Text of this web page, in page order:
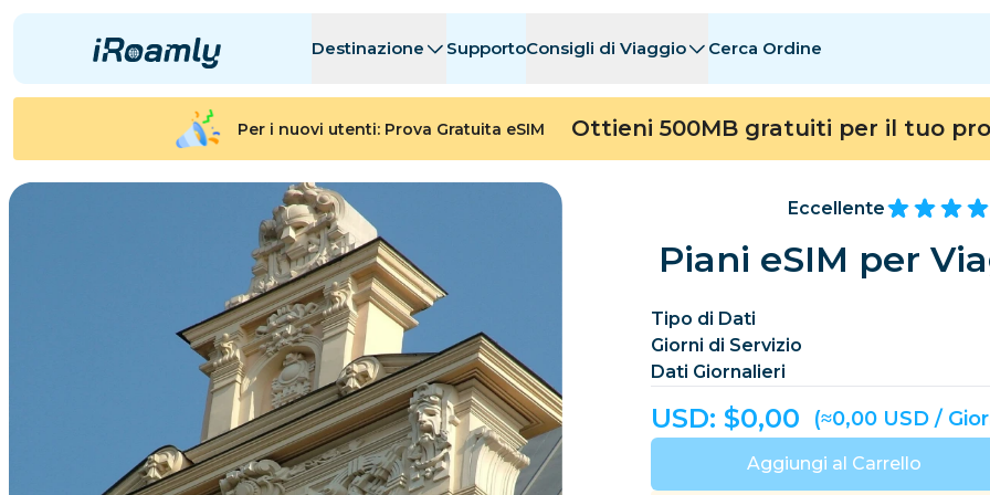
Destinazione SupportoConsigli di Viaggio Cerca Ordine
eSIM Locali
eSIM Regionali
Andorra
Argentina
Azerbaigian
Belgio Bermuda
Bulgaria Cambogia
Ciad
剛果共和國 Costa Rica Costa d’Avorio
Repubblica Ceca Dominica
Europa
Per i nuovi utenti: Prova Gratuita eSIM Ottieni 500MB gratuiti per il tuo
Eccellente
Piani eSIM per
Tipo di Dati
Giorni di Servizio
Dati Giornalieri
USD: $0,00 (≈0,00 USD /
Aggiungi al Carrello